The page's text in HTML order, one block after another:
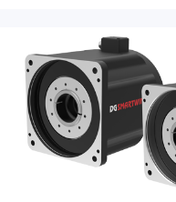
DH05
了解更多